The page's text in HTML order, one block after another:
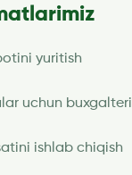
yuritish
uchun
ishlab chiqish